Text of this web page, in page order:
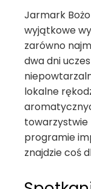
Jarmark
wyjątkowe
zarówno
dwa dni
lokalne
towarzystwie
programie
znajdzie coś